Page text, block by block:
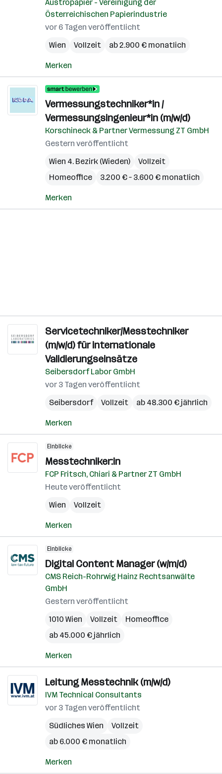
Austropapier - Vereinigung der
Österreichischen Papierindustrie
vor 6 Tagen veröffentlicht
Wien
Vollzeit ab 2.900 € monatlich
Merken
Vermessungstechniker*in /
Vermessungsingenieur*in (m/w/d)
Korschineck & Partner Vermessung ZT GmbH
Gestern veröffentlicht
Wien 4. Bezirk (Wieden)
Vollzeit
Homeoffice
3.200 € – 3.600 € monatlich
Merken
Servicetechniker/Messtechniker
(m/w/d) für internationale
Validierungseinsätze
Seibersdorf Labor GmbH
vor 3 Tagen veröffentlicht
Seibersdorf
Vollzeit ab 48.300 € jährlich
Merken
Einblicke
Messtechniker:in
FCP Fritsch, Chiari & Partner ZT GmbH
Heute veröffentlicht
Wien
Vollzeit
Merken
Einblicke
Digital Content Manager (w/m/d)
CMS Reich-Rohrwig Hainz Rechtsanwälte
GmbH
Gestern veröffentlicht
1010 Wien
Vollzeit
Homeoffice
ab 45.000 € jährlich
Merken
Leitung Messtechnik (m/w/d)
IVM Technical Consultants
vor 3 Tagen veröffentlicht
Südliches Wien
Vollzeit
ab 6.000 € monatlich
Merken